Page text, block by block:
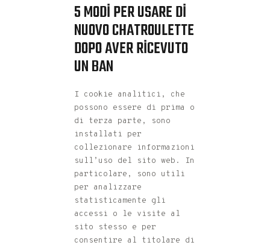
5 MODI PER USARE DI
NUOVO CHATROULETTE
DOPO AVER RICEVUTO
UN BAN
I cookie analitici, che
possono essere di prima o
di terza parte, sono
installati per
collezionare informazioni
sull’uso del sito web. In
particolare, sono utili
per analizzare
statisticamente gli
accessi o le visite al
sito stesso e per
consentire al titolare di